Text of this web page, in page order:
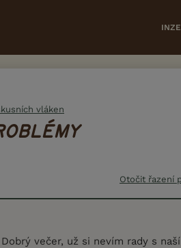
vláken
Otočit řazení
Dobrý večer, už si nevím rady s